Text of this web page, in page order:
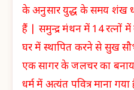
के अनुसार युद्ध के समय शंख
हैं | समुन्द्र मंथन में 14
घर में स्थापित करने से सुख
एक सागर के जलचर का
धर्म में अत्यंत पवित्र माना गया